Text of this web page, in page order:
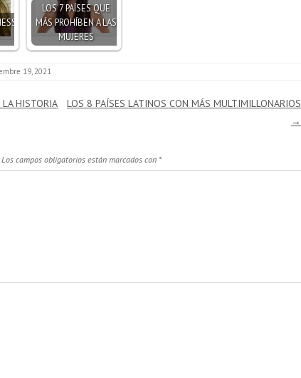
LOS 7 PAÍSES QUE
MÁS PROHÍBEN A LAS
MUJERES
19, 2021
HISTORIA
LOS 8 PAÍSES LATINOS CON MÁS MULTIMILLONARIOS
→
Los campos obligatorios están marcados con *